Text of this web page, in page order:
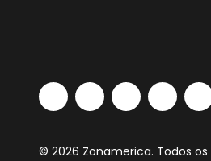
© 2026 Zonamerica. Todos